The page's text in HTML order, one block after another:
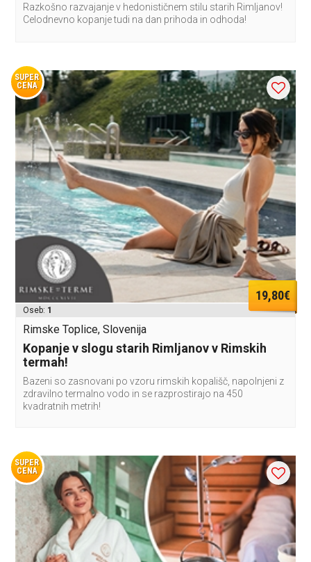
Razkošno razvajanje v hedonističnem stilu starih Rimljanov!
Celodnevno kopanje tudi na dan prihoda in odhoda!
SUPER
CENA
19,80€
Oseb: 1
Rimske Toplice, Slovenija
Kopanje v slogu starih Rimljanov v Rimskih
termah!
Bazeni so zasnovani po vzoru rimskih kopališč, napolnjeni z
zdravilno termalno vodo in se razprostirajo na 450
kvadratnih metrih!
SUPER
CENA